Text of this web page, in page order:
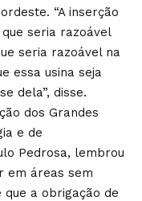
“A inserção
seria razoável
seria razoável na
essa usina seja
dela”, disse.
dos Grandes
e de
Pedrosa, lembrou
em áreas sem
a obrigação de